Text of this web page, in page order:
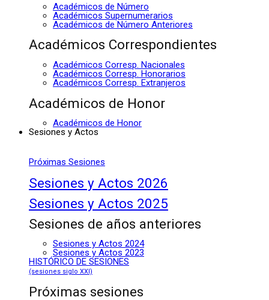
Académicos de Número
Académicos Supernumerarios
Académicos de Número Anteriores
Académicos Correspondientes
Académicos Corresp. Nacionales
Académicos Corresp. Honorarios
Académicos Corresp. Extranjeros
Académicos de Honor
Académicos de Honor
Sesiones y Actos
Próximas Sesiones
Sesiones y Actos 2026
Sesiones y Actos 2025
Sesiones de años anteriores
Sesiones y Actos 2024
Sesiones y Actos 2023
HISTÓRICO DE SESIONES
(sesiones siglo XXI)
Próximas sesiones